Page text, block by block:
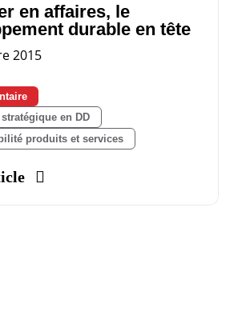
en affaires, le
durable en tête
2015
en DD
produits et services